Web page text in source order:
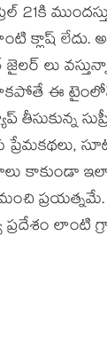
21కి
క్లాష్ లేదు.
లు
ఈ
తీసుకున్న
కాకుండా
లాంటి